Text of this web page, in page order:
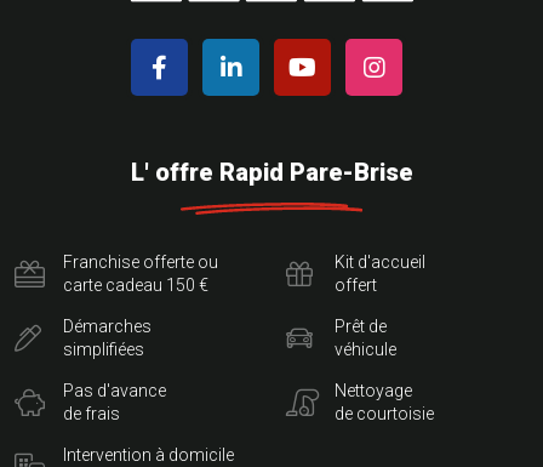
L' offre Rapid Pare-Brise
Franchise offerte ou
carte cadeau 150 €
Démarches
simplifiées
Pas d'avance
de frais
Intervention à domicile
Kit d'accueil
offert
Prêt de
véhicule
Nettoyage
de courtoisie